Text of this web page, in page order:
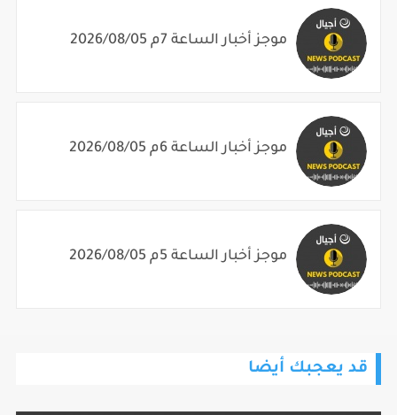
موجز أخبار الساعة 7م 2026/08/05
موجز أخبار الساعة 6م 2026/08/05
موجز أخبار الساعة 5م 2026/08/05
قد يعجبك أيضا